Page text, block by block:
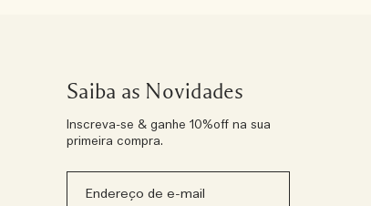
Saiba as Novidades
Inscreva-se & ganhe 10%off na sua
primeira compra.